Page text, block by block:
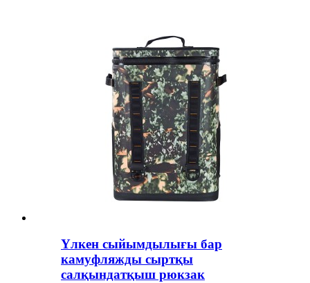
Үлкен сыйымдылығы бар
камуфляжды сыртқы
салқындатқыш рюкзак